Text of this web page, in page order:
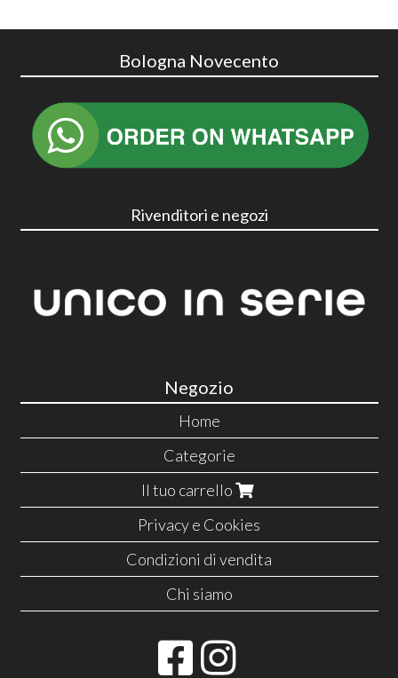
Bologna Novecento
Rivenditori e negozi
Negozio
Home
Categorie
Il tuo carrello
Privacy e Cookies
Condizioni di vendita
Chi siamo